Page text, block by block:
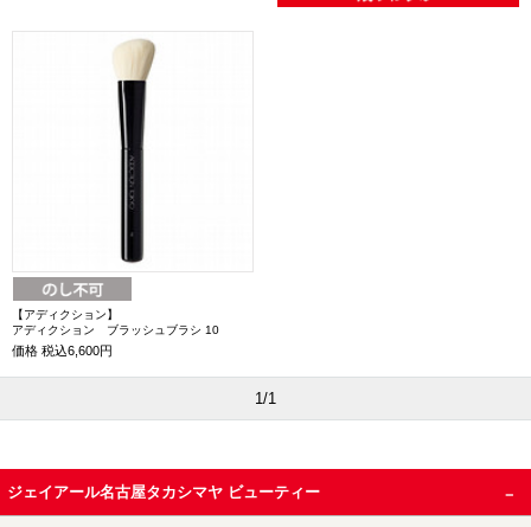
【アディクション】
アディクション ブラッシュブラシ 10
価格 税込6,600円
1/1
ジェイアール名古屋タカシマヤ ビューティー